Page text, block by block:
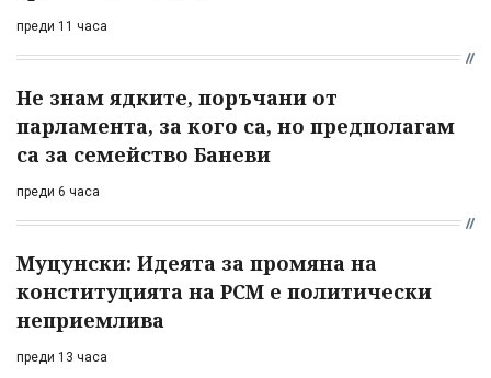
преди 11 часа
Не знам ядките, поръчани от
парламента, за кого са, но предполагам
са за семейство Баневи
преди 6 часа
Муцунски: Идеята за промяна на
конституцията на РСМ е политически
неприемлива
преди 13 часа